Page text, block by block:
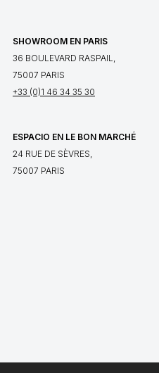
SHOWROOM EN PARIS
36 BOULEVARD RASPAIL,
75007 PARIS
+33 (0)1 46 34 35 30
ESPACIO EN LE BON MARCHÉ
24 RUE DE SÈVRES,
75007 PARIS